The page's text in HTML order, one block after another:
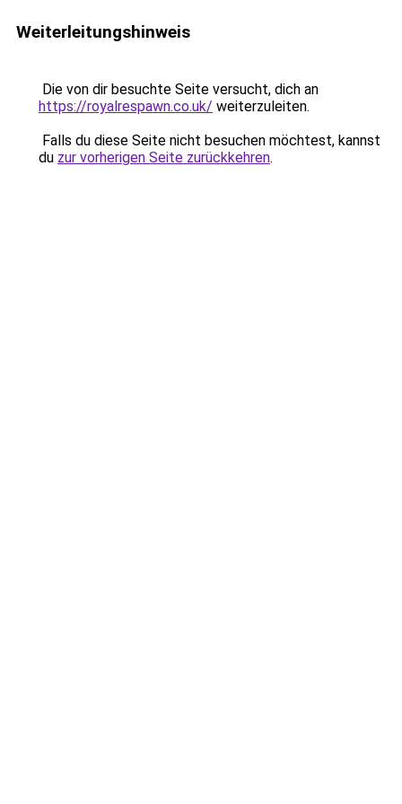
Weiterleitungshinweis
Die von dir besuchte Seite versucht, dich an
https://royalrespawn.co.uk/ weiterzuleiten.
Falls du diese Seite nicht besuchen möchtest, kannst
du zur vorherigen Seite zurückkehren.